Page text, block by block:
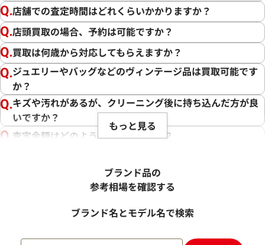
店舗での査定時間はどれくらいかかりますか？
店頭買取の場合、予約は可能ですか？
買取は何歳から対応してもらえますか？
ジュエリーやバッグなどのヴィンテージ品は買取可能です
か？
キズや汚れがあるが、クリーニング後に持ち込んだ方が良
いですか？
査定金額はどのように決まりますか？
売却するか悩んでいるのですが、査定だけお願いできます
1点からでも査定できますか？
もっと見る
ブランド品の
参考相場を確認する
ブランド名とモデル名で検索